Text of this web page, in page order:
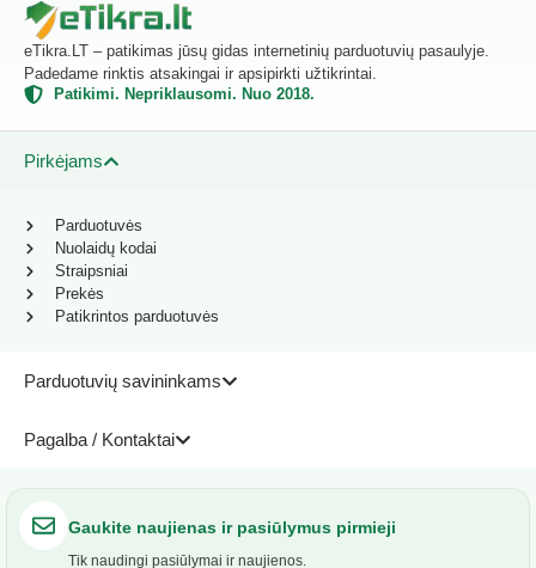
eTikra.LT – patikimas jūsų gidas internetinių parduotuvių pasaulyje.
Padedame rinktis atsakingai ir apsipirkti užtikrintai.
Patikimi. Nepriklausomi. Nuo 2018.
Pirkėjams
Parduotuvių savininkams
Pagalba / Kontaktai
Parduotuvės
Nuolaidų kodai
Straipsniai
Prekės
Patikrintos parduotuvės
Gaukite naujienas ir pasiūlymus pirmieji
Tik naudingi pasiūlymai ir naujienos.